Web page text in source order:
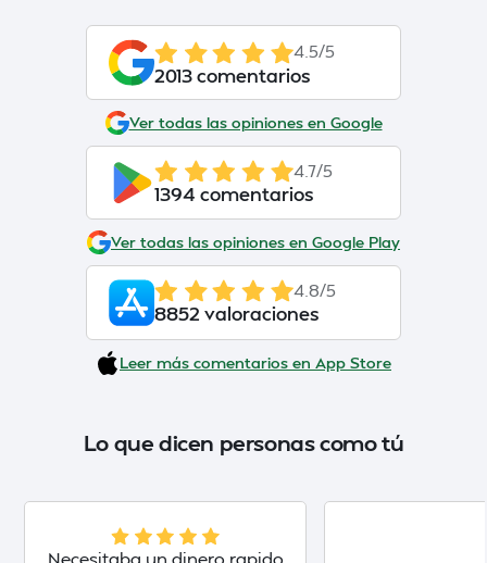
4.5/5
2013 comentarios
Ver todas las opiniones en Google
4.7/5
1394 comentarios
Ver todas las opiniones en Google Play
4.8/5
8852 valoraciones
Leer más comentarios en App Store
Lo que dicen personas como tú
Necesitaba un dinero rapido